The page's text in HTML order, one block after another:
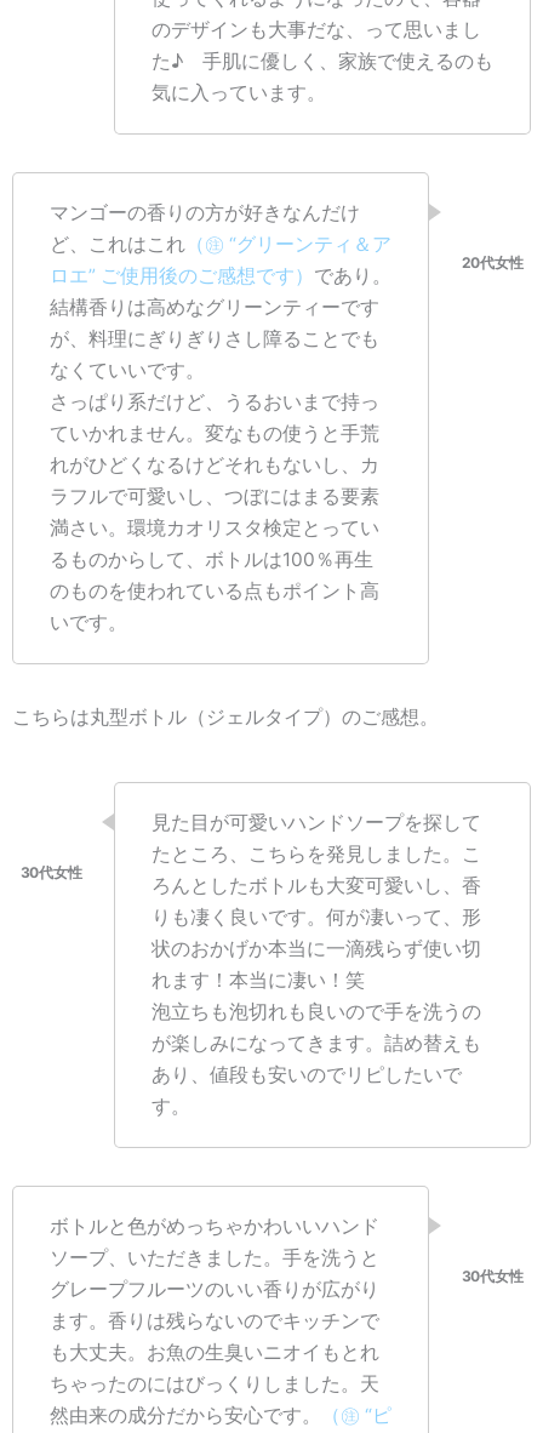
のデザインも大事だな、って思いまし
た♪ 手肌に優しく、家族で使えるのも
気に入っています。
マンゴーの香りの方が好きなんだけ
ど、これはこれ （㊟ “グリーンティ＆ア
ロエ” ご使用後のご感想です） であり。
結構香りは高めなグリーンティーです
が、料理にぎりぎりさし障ることでも
なくていいです。
さっぱり系だけど、うるおいまで持っ
ていかれません。変なもの使うと手荒
れがひどくなるけどそれもないし、カ
ラフルで可愛いし、つぼにはまる要素
満さい。環境カオリスタ検定とってい
るものからして、ボトルは100％再生
のものを使われている点もポイント高
いです。
こちらは丸型ボトル（ジェルタイプ）のご感想。
見た目が可愛いハンドソープを探して
たところ、こちらを発見しました。こ
ろんとしたボトルも大変可愛いし、香
りも凄く良いです。何が凄いって、形
状のおかげか本当に一滴残らず使い切
れます！本当に凄い！笑
泡立ちも泡切れも良いので手を洗うの
が楽しみになってきます。詰め替えも
あり、値段も安いのでリピしたいで
す。
ボトルと色がめっちゃかわいいハンド
ソープ、いただきました。手を洗うと
グレープフルーツのいい香りが広がり
ます。香りは残らないのでキッチンで
も大丈夫。お魚の生臭いニオイもとれ
ちゃったのにはびっくりしました。天
然由来の成分だから安心です。
（㊟ “ピ